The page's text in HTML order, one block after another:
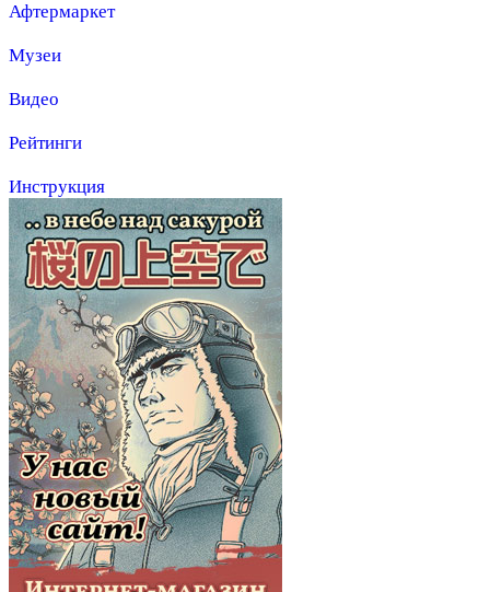
Афтермаркет
Музеи
Видео
Рейтинги
Инструкция